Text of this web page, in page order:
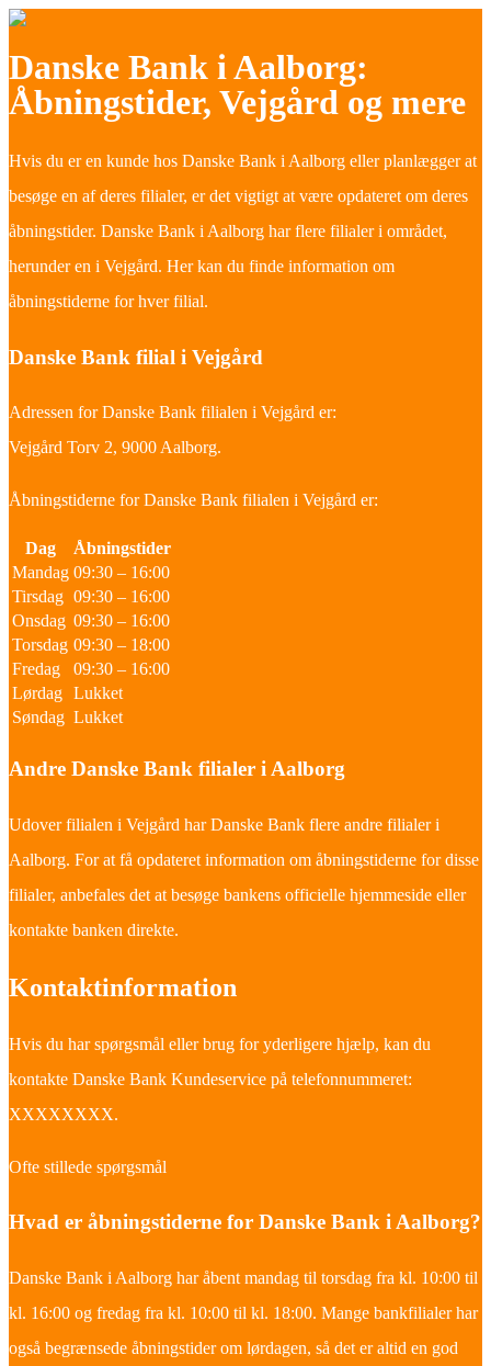
Danske Bank i Aalborg:
Åbningstider, Vejgård og mere
Hvis du er en kunde hos Danske Bank i Aalborg eller planlægger at
besøge en af deres filialer, er det vigtigt at være opdateret om deres
åbningstider. Danske Bank i Aalborg har flere filialer i området,
herunder en i Vejgård. Her kan du finde information om
åbningstiderne for hver filial.
Danske Bank filial i Vejgård
Adressen for Danske Bank filialen i Vejgård er:
Vejgård Torv 2, 9000 Aalborg.
Åbningstiderne for Danske Bank filialen i Vejgård er:
Dag
Åbningstider
Mandag 09:30 – 16:00
Tirsdag 09:30 – 16:00
Onsdag 09:30 – 16:00
Torsdag 09:30 – 18:00
Fredag
09:30 – 16:00
Lørdag Lukket
Søndag Lukket
Andre Danske Bank filialer i Aalborg
Udover filialen i Vejgård har Danske Bank flere andre filialer i
Aalborg. For at få opdateret information om åbningstiderne for disse
filialer, anbefales det at besøge bankens officielle hjemmeside eller
kontakte banken direkte.
Kontaktinformation
Hvis du har spørgsmål eller brug for yderligere hjælp, kan du
kontakte Danske Bank Kundeservice på telefonnummeret:
XXXXXXXX.
Ofte stillede spørgsmål
Hvad er åbningstiderne for Danske Bank i Aalborg?
Danske Bank i Aalborg har åbent mandag til torsdag fra kl. 10:00 til
kl. 16:00 og fredag fra kl. 10:00 til kl. 18:00. Mange bankfilialer har
også begrænsede åbningstider om lørdagen, så det er altid en god